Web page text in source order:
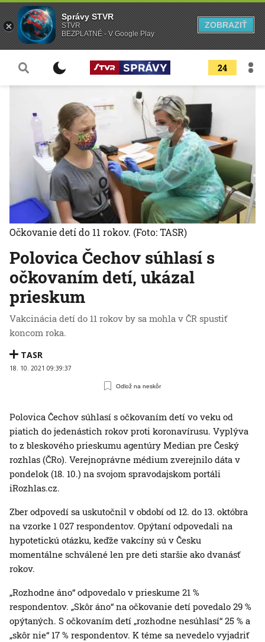
24
Polovica Čechov súhlasí s
očkovaním detí, ukázal
prieskum
Vakcinácia detí do 11 rokov by sa mohla v ČR spustiť
koncom roka.
TASR
18. 10. 2021 09:39:37
Odlož na neskôr
Očkovanie detí do 11 rokov. (Foto: TASR)
Polovica Čechov súhlasí s očkovaním detí vo veku od
piatich do jedenástich rokov proti koronavírusu. Vyplýva
to z bleskového prieskumu agentúry Median pre Český
rozhlas (ČRo). Verejnoprávne médium zverejnilo dáta v
pondelok (18. 10.) na svojom spravodajskom portáli
iRozhlas.cz.
Zber odpovedí sa uskutočnil v období od 12. do 13. októbra
na vzorke 1 027 respondentov. Opýtaní odpovedali na
hypotetickú otázku, keďže vakcíny sú v Česku
momentálne schválené len pre deti staršie ako dvanásť
rokov.
„Rozhodne áno“ odpovedalo v prieskume 21 %
respondentov. „Skôr áno“ na očkovanie detí povedalo 29 %
opýtaných. S očkovaním detí „rozhodne nesúhlasí“ 25 % a
„skôr nie“ 17 % respondentov. K téme sa nevedelo vyjadriť
Správy STVR
STVR
BEZPLATNÉ - V Google Play
ZOBRAZIŤ